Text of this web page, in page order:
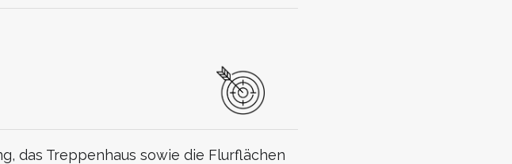
das Treppenhaus sowie die Flurflächen